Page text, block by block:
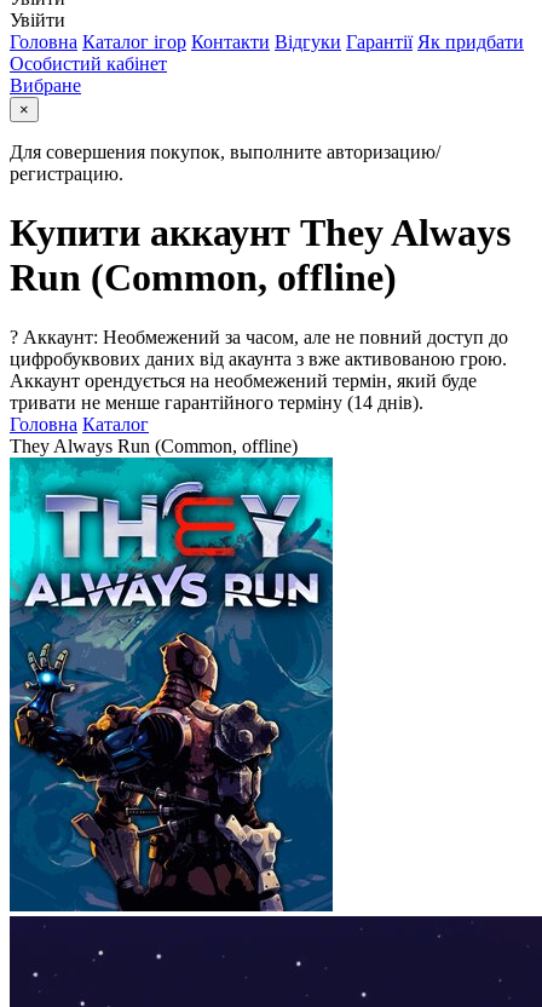
Увійти
Головна Каталог ігор Контакти Відгуки Гарантії Як придбати
Особистий кабінет
Вибране
×
Для совершения покупок, выполните авторизацию/
регистрацию.
Купити аккаунт They Always
Run (Common, offline)
? Аккаунт: Необмежений за часом, але не повний доступ до
цифробуквових даних від акаунта з вже активованою грою.
Аккаунт орендується на необмежений термін, який буде
тривати не менше гарантійного терміну (14 днів).
Головна Каталог
They Always Run (Common, offline)